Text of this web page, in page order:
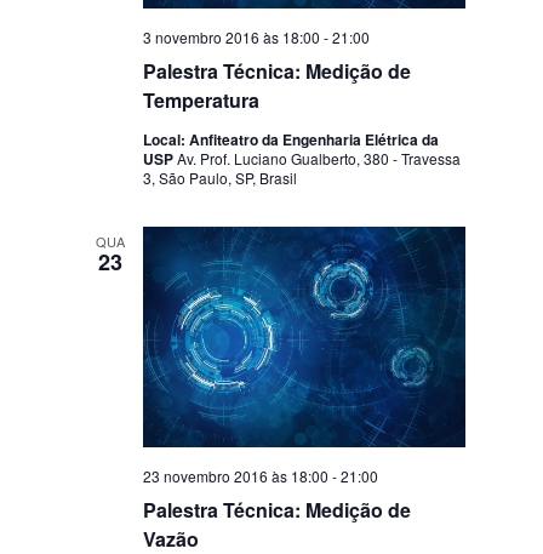
Palestra Técnica: Medição de
Temperatura
3 novembro 2016 às 18:00 -21:00
Local: Anfiteatro da Engenharia Elétrica da
USPAv. Prof. Luciano Gualberto, 380 - Travessa
3, São Paulo, SP, Brasil
QUA
23
Palestra Técnica: Medição de
Vazão
23 novembro 2016 às 18:00 -21:00